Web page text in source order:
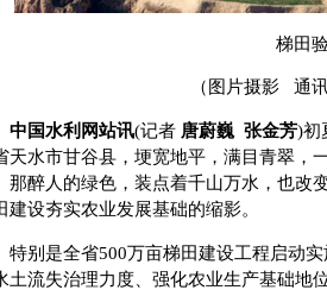
梯田
（图片摄影 通
中国水利网站讯(记者 唐蔚巍 张金芳)初
天水市甘谷县，埂宽地平，满目青翠，
那醉人的绿色，装点着千山万水，也改
建设夯实农业发展基础的缩影。
是全省500万亩梯田建设工程启动实
土流失治理力度、强化农业生产基础地